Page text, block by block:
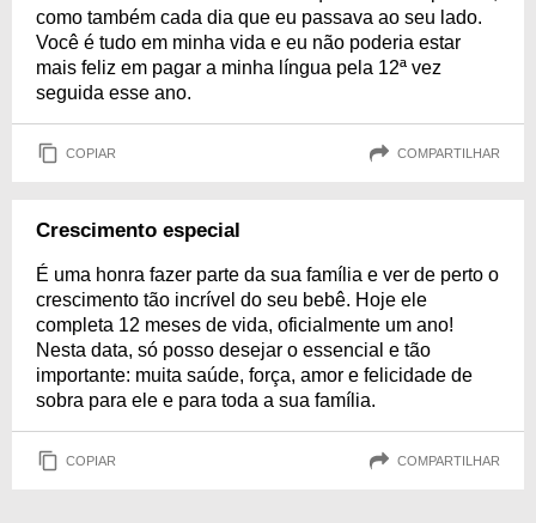
como também cada dia que eu passava ao seu lado.
Você é tudo em minha vida e eu não poderia estar
mais feliz em pagar a minha língua pela 12ª vez
seguida esse ano.
COPIAR COMPARTILHAR
Crescimento especial
É uma honra fazer parte da sua família e ver de perto o
crescimento tão incrível do seu bebê. Hoje ele
completa 12 meses de vida, oficialmente um ano!
Nesta data, só posso desejar o essencial e tão
importante: muita saúde, força, amor e felicidade de
sobra para ele e para toda a sua família.
COPIAR COMPARTILHAR